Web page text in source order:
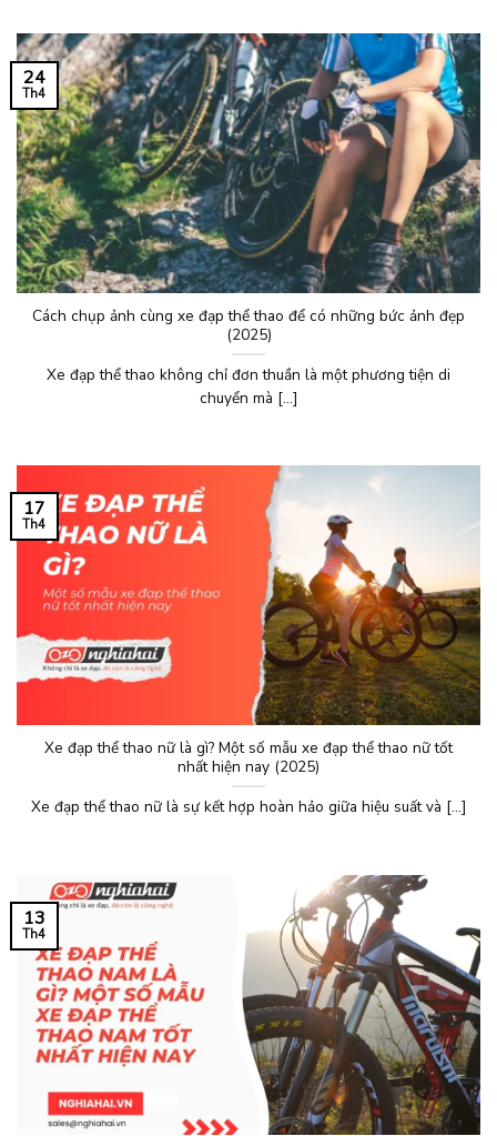
Cách chụp ảnh cùng xe đạp thể thao để có những bức ảnh đẹp
(2025)
Xe đạp thể thao không chỉ đơn thuần là một phương tiện di
chuyển mà [...]
24
Th4
Xe đạp thể thao nữ là gì? Một số mẫu xe đạp thể thao nữ tốt
nhất hiện nay (2025)
Xe đạp thể thao nữ là sự kết hợp hoàn hảo giữa hiệu suất và [...]
17
Th4
13
Th4